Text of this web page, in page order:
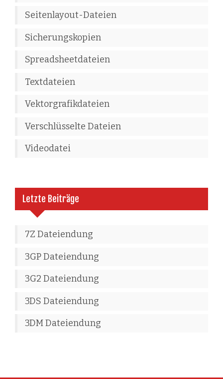
Seitenlayout-Dateien
Sicherungskopien
Spreadsheetdateien
Textdateien
Vektorgrafikdateien
Verschlüsselte Dateien
Videodatei
Letzte Beiträge
7Z Dateiendung
3GP Dateiendung
3G2 Dateiendung
3DS Dateiendung
3DM Dateiendung